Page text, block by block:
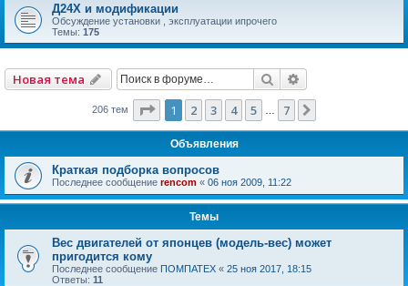
Д24Х и модификации
Обсуждение установки , эксплуатации ипрочего
Темы: 175
Новая тема Поиск
206 тем Страница из 7
1 2 3 4 5 7
Объявления
Краткая подборка вопросов
Последнее сообщение rencom « 06 ноя 2009, 11:22
Темы
Вес двигателей от японцев (модель-вес) может
пригодится кому
Последнее сообщение ПОМПАТЕХ « 25 ноя 2017, 18:15
Ответы: 11